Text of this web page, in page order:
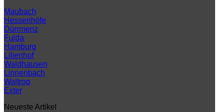
Maubach
Hessenhöfe
Dürrmenz
Fulda
Hamburg
Lilienhof
Waldhausen
Linnenbach
Waltrop
Exter
Neueste Artikel